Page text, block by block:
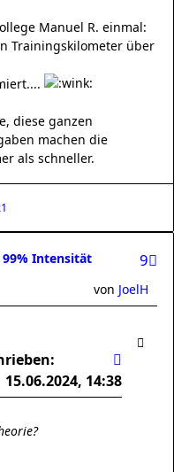
Manuel R. einmal:
Trainingskilometer über
diese ganzen
machen die
als schneller.
99% Intensität
9
von JoelH
15.06.2024, 14:38